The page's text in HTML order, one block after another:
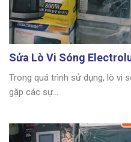
Sửa Lò Vi Sóng
Trong quá trình sử dụng, lò vi
gặp các sự...